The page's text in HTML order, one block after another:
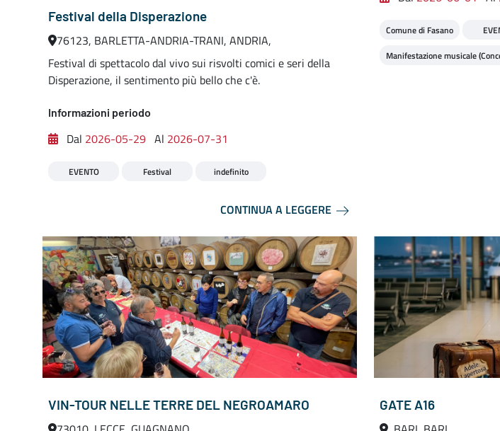
Festival della Disperazione
76123, BARLETTA-ANDRIA-TRANI, ANDRIA,
Festival di spettacolo dal vivo sui risvolti comici e seri della
Disperazione, il sentimento più bello che c'è.
Informazioni periodo
Dal 2026-05-29 Al 2026-07-31
EVENTO Festival indefinito
CONTINUA A LEGGERE
Comune di Fasano
Manifestazione musicale
VIN-TOUR NELLE TERRE DEL NEGROAMARO GATE A16